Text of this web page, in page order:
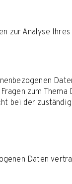
zur Analyse
zum Thema
bei der
Daten